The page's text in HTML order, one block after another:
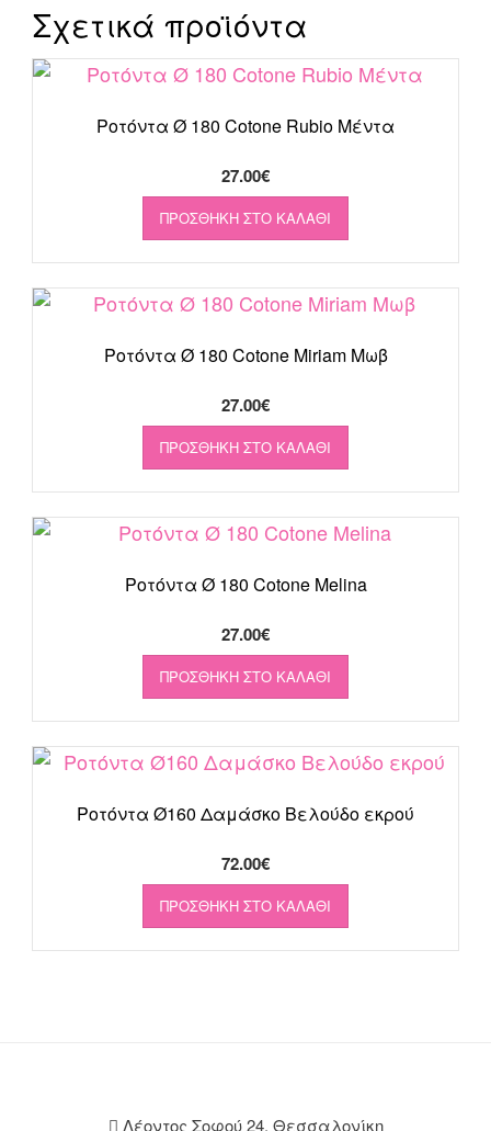
Σχετικά προϊόντα
Ροτόντα Ø 180 Cotone Rubio Μέντα
27.00€
ΠΡΟΣΘΉΚΗ ΣΤΟ ΚΑΛΆΘΙ
Ροτόντα Ø 180 Cotone Miriam Μωβ
27.00€
ΠΡΟΣΘΉΚΗ ΣΤΟ ΚΑΛΆΘΙ
Ροτόντα Ø 180 Cotone Melina
27.00€
ΠΡΟΣΘΉΚΗ ΣΤΟ ΚΑΛΆΘΙ
Ροτόντα Ø160 Δαμάσκο Βελούδο εκρού
72.00€
ΠΡΟΣΘΉΚΗ ΣΤΟ ΚΑΛΆΘΙ
Λέοντος Σοφού 24, Θεσσαλονίκη